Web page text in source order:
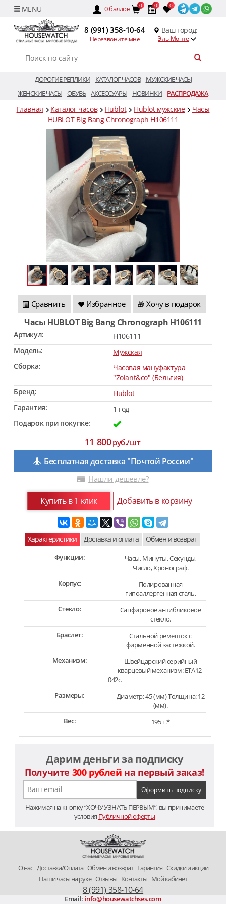
0баллов 0 0 0
8 (991) 358-10-64
Перезвоните мне
Ваш город:
Эль-Монте
ДОРОГИЕ РЕПЛИКИ КАТАЛОГ ЧАСОВ
МУЖСКИЕ ЧАСЫ
ЖЕНСКИЕ ЧАСЫ ОБУВЬ АКСЕССУАРЫ НОВИНКИ РАСПРОДАЖА
Главная Каталог часов Hublot Hublot мужские
Часы
HUBLOT Big Bang Chronograph H106111
Сравнить Избранное 🎁 Хочу в подарок
Часы HUBLOT Big Bang Chronograph H106111
Артикул:
H106111
Модель:
Мужская
Сборка:
Часовая мануфактура
"Zolant&co" (Бельгия)
Бренд:
Hublot
Гарантия:
1 год
Подарок при покупке:
11 800руб./шт
Бесплатная доставка "Почтой России"
Нашли дешевле?
Купить в 1 клик Добавить в корзину
Характеристики Доставка и оплата Обмен и возврат
Функции:
Часы, Минуты, Секунды,
Число, Хронограф.
Корпус:
Полированная
гипоаллергенная сталь.
Стекло:
Сапфировое антибликовое
стекло.
Браслет:
Стальной ремешок с
фирменной застежкой.
Механизм:
Швейцарский серийный
кварцевый механизм: ETA12-
042c.
Размеры:
Диаметр: 45 (мм) Толщина: 12
(мм).
Вес:
195 г.*
Дарим деньги за подписку
Получите 300 рублей на первый заказ!
Нажимая на кнопку “ХОЧУ УЗНАТЬ ПЕРВЫМ”, вы принимаете
условия Публичной оферты
O нас Доставка/Оплата Обмен и возврат Гарантия Скидки и акции
Наши часы на руке Отзывы Контакты Мой кабинет
8 (991) 358-10-64
Email: info@housewatchses.com